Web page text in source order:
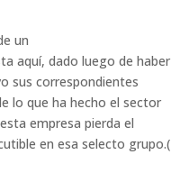
un
aquí, dado luego de haber
sus correspondientes
lo que ha hecho el sector
empresa pierda el
en esa selecto grupo.(